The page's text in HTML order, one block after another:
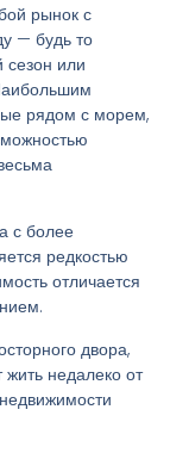
рынок с
— будь то
сезон или
рядом с морем,
с более
редкостью
отличается
двора,
недалеко от